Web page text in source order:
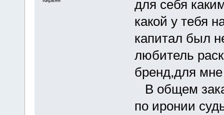
для себя
какой у тебя
капитал был
любитель
бренд,для мне
В общем
по иронии